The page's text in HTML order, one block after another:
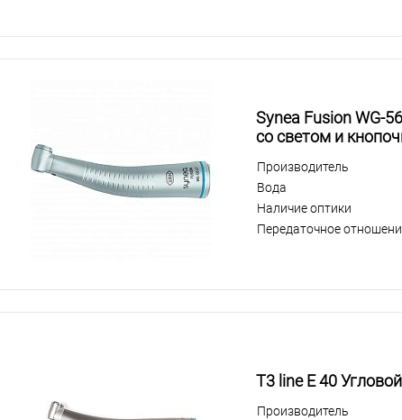
Synea Fusion WG-
со светом и
Производитель
Вода
Наличие оптики
Передаточное
T3 line E 40
Производитель